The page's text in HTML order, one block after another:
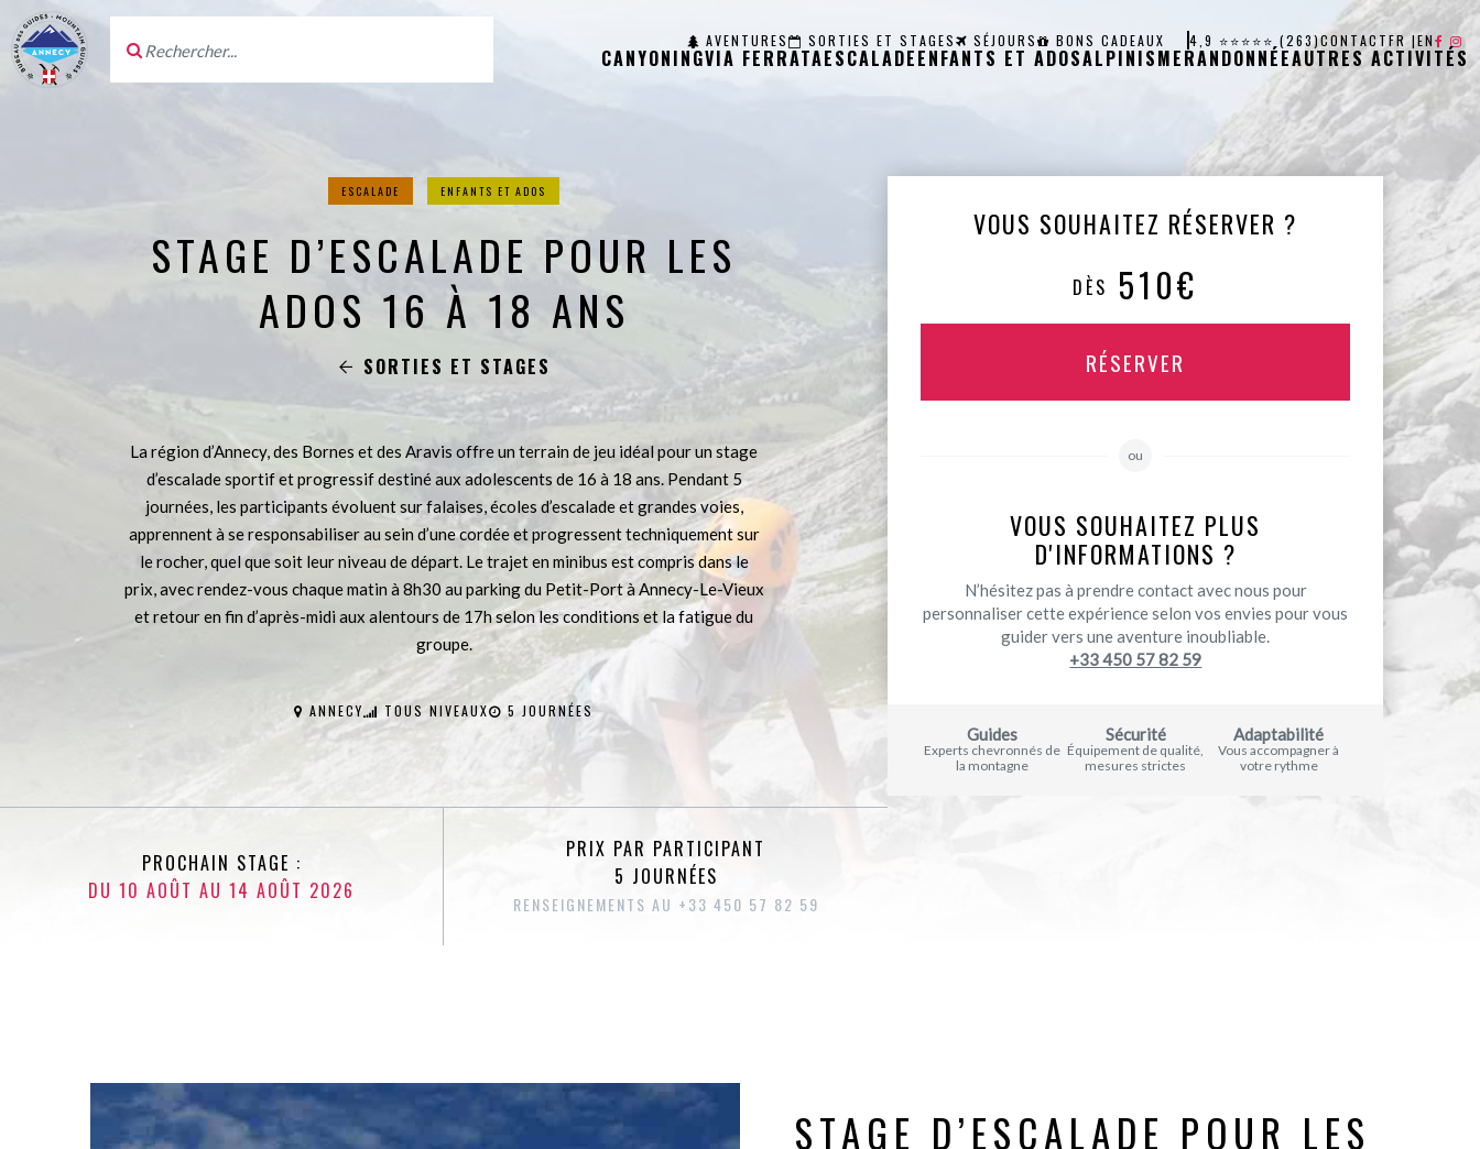
AVENTURES SORTIES ET STAGES SÉJOURS BONS CADEAUX 4,9 ⭐⭐⭐⭐⭐ (263)CONTACTFR|EN
CANYONINGVIA FERRATAESCALADEENFANTS ET ADOSALPINISMERANDONNÉEAUTRES ACTIVITÉS
ESCALADE ENFANTS ET ADOS
STAGE D’ESCALADE POUR LES
ADOS 16 À 18 ANS
SORTIES ET STAGES
La région d’Annecy, des Bornes et des Aravis offre un terrain de jeu idéal pour un stage
d’escalade sportif et progressif destiné aux adolescents de 16 à 18 ans. Pendant 5
journées, les participants évoluent sur falaises, écoles d’escalade et grandes voies,
apprennent à se responsabiliser au sein d’une cordée et progressent techniquement sur
le rocher, quel que soit leur niveau de départ. Le trajet en minibus est compris dans le
prix, avec rendez-vous chaque matin à 8h30 au parking du Petit-Port à Annecy-Le-Vieux
et retour en fin d’après-midi aux alentours de 17h selon les conditions et la fatigue du
groupe.
ANNECY TOUS NIVEAUX 5 JOURNÉES
PROCHAIN STAGE :
DU 10 AOÛT AU 14 AOÛT 2026
PRIX PAR PARTICIPANT
5 JOURNÉES
RENSEIGNEMENTS AU +33 450 57 82 59
VOUS SOUHAITEZ RÉSERVER ?
DÈS 510€
RÉSERVER
ou
VOUS SOUHAITEZ PLUS
D'INFORMATIONS ?
N’hésitez pas à prendre contact avec nous pour
personnaliser cette expérience selon vos envies pour vous
guider vers une aventure inoubliable.
+33 450 57 82 59
Guides
Experts chevronnés de
la montagne
Sécurité
Équipement de qualité,
mesures strictes
Adaptabilité
Vous accompagner à
votre rythme
STAGE D’ESCALADE POUR LES